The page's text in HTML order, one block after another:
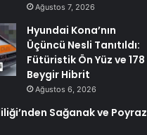
Ağustos 7, 2026
Hyundai Kona’nın
Üçüncü Nesli Tanıtıldı:
Fütüristik Ön Yüz ve 178
Beygir Hibrit
Ağustos 6, 2026
Sağanak ve Poyraz